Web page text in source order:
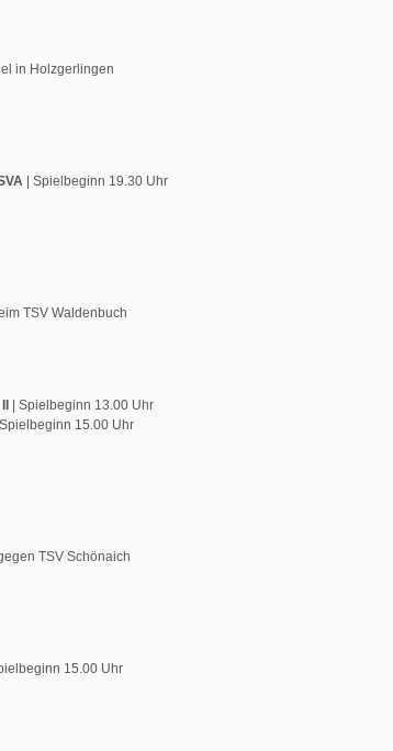
in Holzgerlingen
| Spielbeginn 19.30 Uhr
TSV Waldenbuch
| Spielbeginn 13.00 Uhr
Spielbeginn 15.00 Uhr
TSV Schönaich
15.00 Uhr